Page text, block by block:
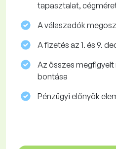
tapasztalat,
A válaszadók
A fizetés az 1. és 9.
Az összes
bontása
Pénzügyi előnyök